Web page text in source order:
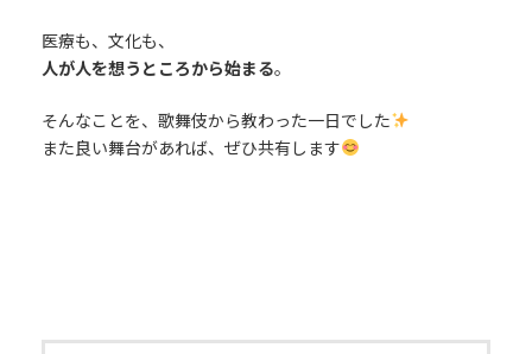
医療も、文化も、
人が人を想うところから始まる。
そんなことを、歌舞伎から教わった一日でした
また良い舞台があれば、ぜひ共有します